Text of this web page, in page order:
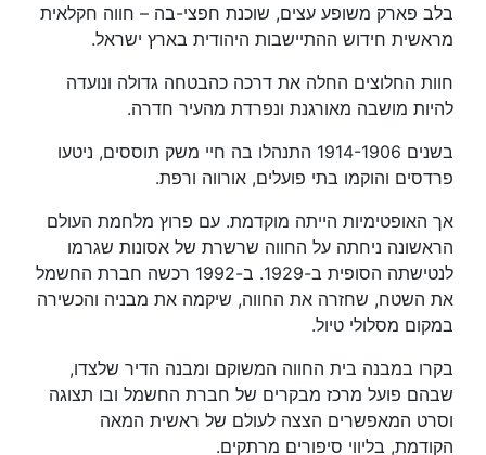
בלב פארק משופע עצים, שוכנת חפצי-בה – חווה חקלאית
מראשית חידוש ההתיישבות היהודית בארץ ישראל.
חוות החלוצים החלה את דרכה כהבטחה גדולה ונועדה
להיות מושבה מאורגנת ונפרדת מהעיר חדרה.
בשנים 1914-1906 התנהלו בה חיי משק תוססים, ניטעו
פרדסים והוקמו בתי פועלים, אורווה ורפת.
אך האופטימיות הייתה מוקדמת. עם פרוץ מלחמת העולם
הראשונה ניחתה על החווה שרשרת של אסונות שגרמו
לנטישתה הסופית ב-1929. ב-1992 רכשה חברת החשמל
את השטח, שחזרה את החווה, שיקמה את מבניה והכשירה
במקום מסלולי טיול.
בקרו במבנה בית החווה המשוקם ומבנה הדיר שלצדו,
שבהם פועל מרכז מבקרים של חברת החשמל ובו תצוגה
וסרט המאפשרים הצצה לעולם של ראשית המאה
הקודמת, בליווי סיפורים מרתקים.